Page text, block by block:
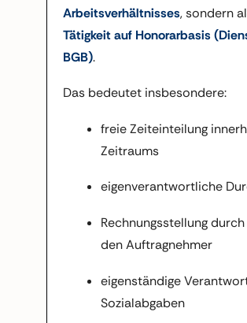
Arbeitsverhältnisses, sondern
Tätigkeit auf Honorarbasis
BGB).
Das bedeutet insbesondere:
freie Zeiteinteilung
Zeitraums
eigenverantwortliche
Rechnungsstellung
den Auftragnehmer
eigenständige
Sozialabgaben